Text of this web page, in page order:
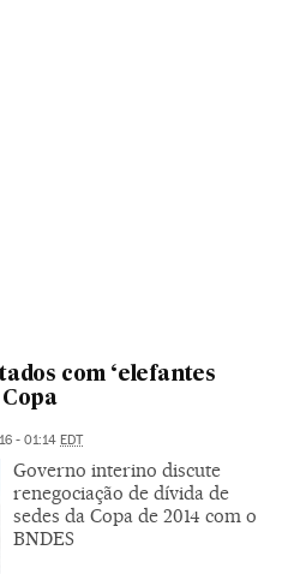
com ‘elefantes
- 01:14 EDT
Governo interino discute
renegociação de dívida de
sedes da Copa de 2014 com o
BNDES